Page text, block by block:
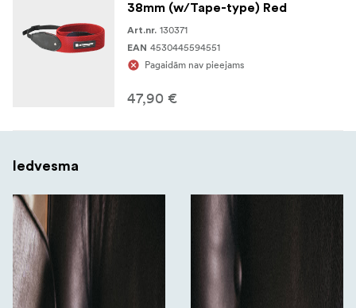
38mm (w/Tape-type) Red
Art.nr. 130371
EAN 4530445594551
Pagaidām nav pieejams
47,90 €
Iedvesma